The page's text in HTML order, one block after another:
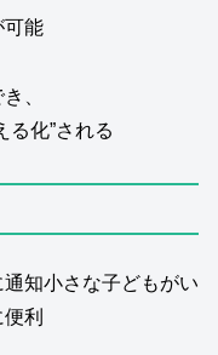
可能
、
る化”される
知小さな子どもがい
利